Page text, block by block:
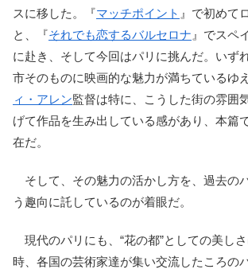
スに移した。『マッチポイント 』で初めて
と、『それでも恋するバルセロナ 』でスペ
に赴き、そして今回はパリに挑んだ。いず
市そのものに映画的な魅力が満ちているゆ
ィ・アレン監督は特に、こうした街の雰囲
げて作品を生み出している感があり、本篇
在だ。
そして、その魅力の活かし方を、過去の
う趣向に託しているのが着眼だ。
現代のパリにも、“花の都”としての美し
時、各国の芸術家達が集い交流したころの